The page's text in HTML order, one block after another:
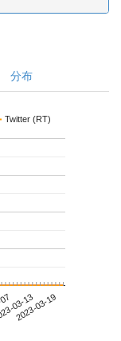
分布
Twitter (RT)
03-13
2023-03-19